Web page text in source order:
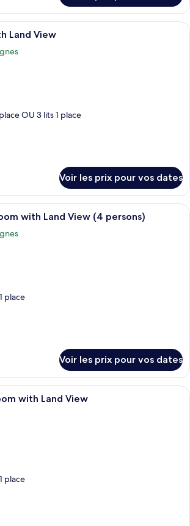
Une chambre d’hôtel comprenant
Land View
OU 3 lits 1 place
Voir les prix pour vos dates
Une chambre d’hôtel avec deux
with Land View (4 persons)
place
Voir les prix pour vos dates
Une chambre d’hôtel équipée d’un
with Land View
place